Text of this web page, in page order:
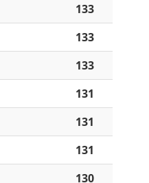
133
133
133
131
131
131
130